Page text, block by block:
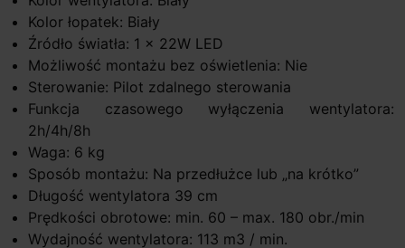
Kolor łopatek: Biały
Źródło światła: 1 x 22W LED
Możliwość montażu bez oświetlenia: Nie
Sterowanie: Pilot zdalnego sterowania
Funkcja czasowego wyłączenia wentylatora:
2h/4h/8h
Waga: 6 kg
Sposób montażu: Na przedłużce lub „na krótko”
Długość wentylatora 39 cm
Prędkości obrotowe: min. 60 – max. 180 obr./min
Wydajność wentylatora: 113 m3 / min.